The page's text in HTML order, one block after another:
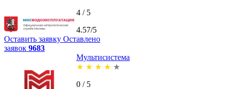
4 / 5
4.57/5
Оставить заявку Оставлено
заявок 9683
Мультисистема
★ ★ ★ ★ ★
0 / 5